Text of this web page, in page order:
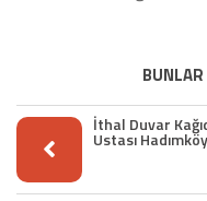
İthal Duvar
Ustası Hadımköy